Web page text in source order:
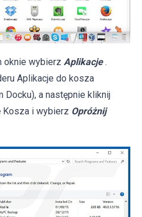
oknie wybierz Aplikacje .
Aplikacje do kosza
a następnie kliknij
Kosza i wybierz Opróżnij